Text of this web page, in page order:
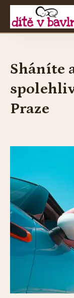
Sháníte
Praze